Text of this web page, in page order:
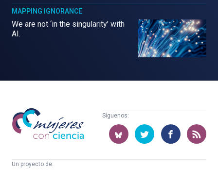
MAPPING IGNORANCE
We are not ‘in the singularity’ with
AI.
Mujeres
con
ciencia
Síguenos:
Un proyecto de: